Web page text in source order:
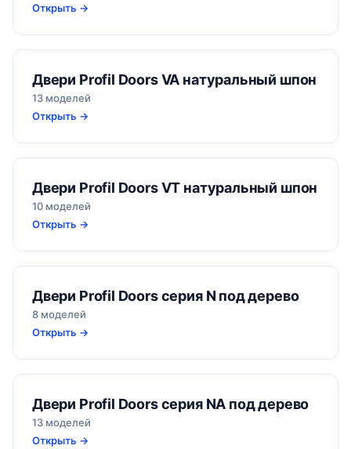
Открыть →
Двери Profil Doors VA натуральный шпон
13 моделей
Открыть →
Двери Profil Doors VT натуральный шпон
10 моделей
Открыть →
Двери Profil Doors серия N под дерево
8 моделей
Открыть →
Двери Profil Doors серия NA под дерево
13 моделей
Открыть →